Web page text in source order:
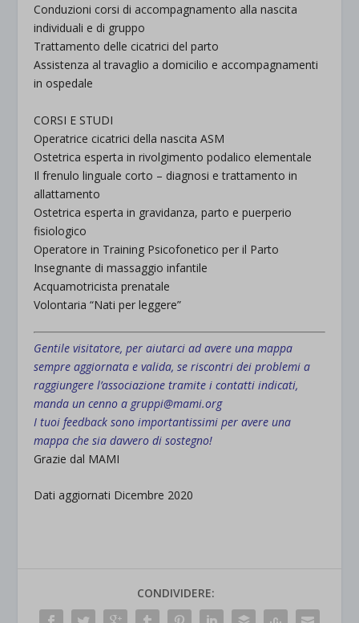
Conduzioni corsi di accompagnamento alla nascita
individuali e di gruppo
Trattamento delle cicatrici del parto
Assistenza al travaglio a domicilio e accompagnamenti
in ospedale
CORSI E STUDI
Operatrice cicatrici della nascita ASM
Ostetrica esperta in rivolgimento podalico elementale
Il frenulo linguale corto – diagnosi e trattamento in
allattamento
Ostetrica esperta in gravidanza, parto e puerperio
fisiologico
Operatore in Training Psicofonetico per il Parto
Insegnante di massaggio infantile
Acquamotricista prenatale
Volontaria “Nati per leggere”
Gentile visitatore, per aiutarci ad avere una mappa
sempre aggiornata e valida, se riscontri dei problemi a
raggiungere l’associazione tramite i contatti indicati,
manda un cenno a gruppi@mami.org
I tuoi feedback sono importantissimi per avere una
mappa che sia davvero di sostegno!
Grazie dal MAMI
Dati aggiornati Dicembre 2020
CONDIVIDERE: